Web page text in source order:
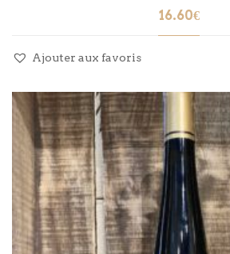
16.60€
Ajouter aux favoris